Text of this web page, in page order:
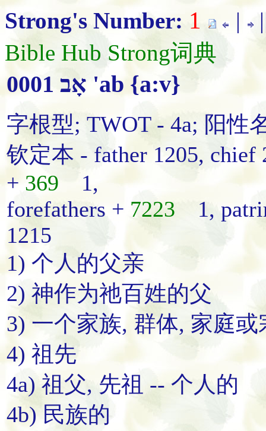
Strong's Number: 1 |
Bible Hub Strong词典
0001 אָב 'ab {a:v}
字根型; TWOT - 4a; 阳性
钦定本 - father 1205, chief
+369 1,
forefathers + 7223 1,
1215
1) 个人的父亲
2) 神作为祂百姓的父
3) 一个家族, 群体, 家庭
4) 祖先
4a) 祖父, 先祖 -- 个人的
4b) 民族的